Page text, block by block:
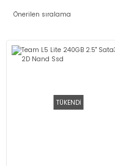
TÜKENDİ